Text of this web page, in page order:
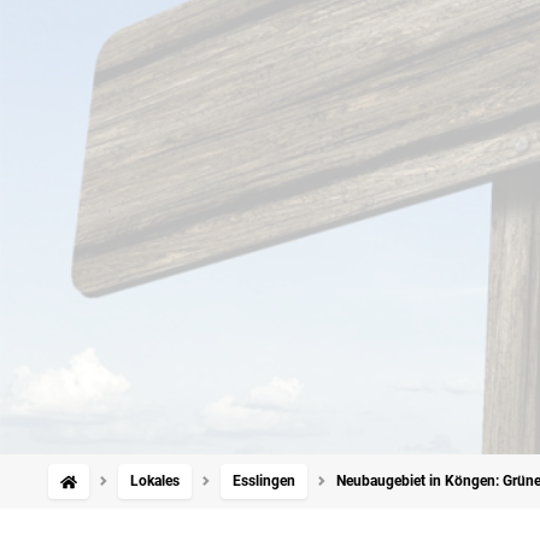
Lokales Esslingen Neubaugebiet in Köngen: